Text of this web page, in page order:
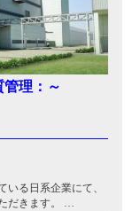
管理：～
いる日系企業にて、
だきます。